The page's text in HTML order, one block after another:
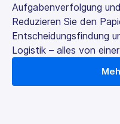
Aufgabenverfolgung
Reduzieren Sie den
Entscheidungsfindung
Logistik – alles von